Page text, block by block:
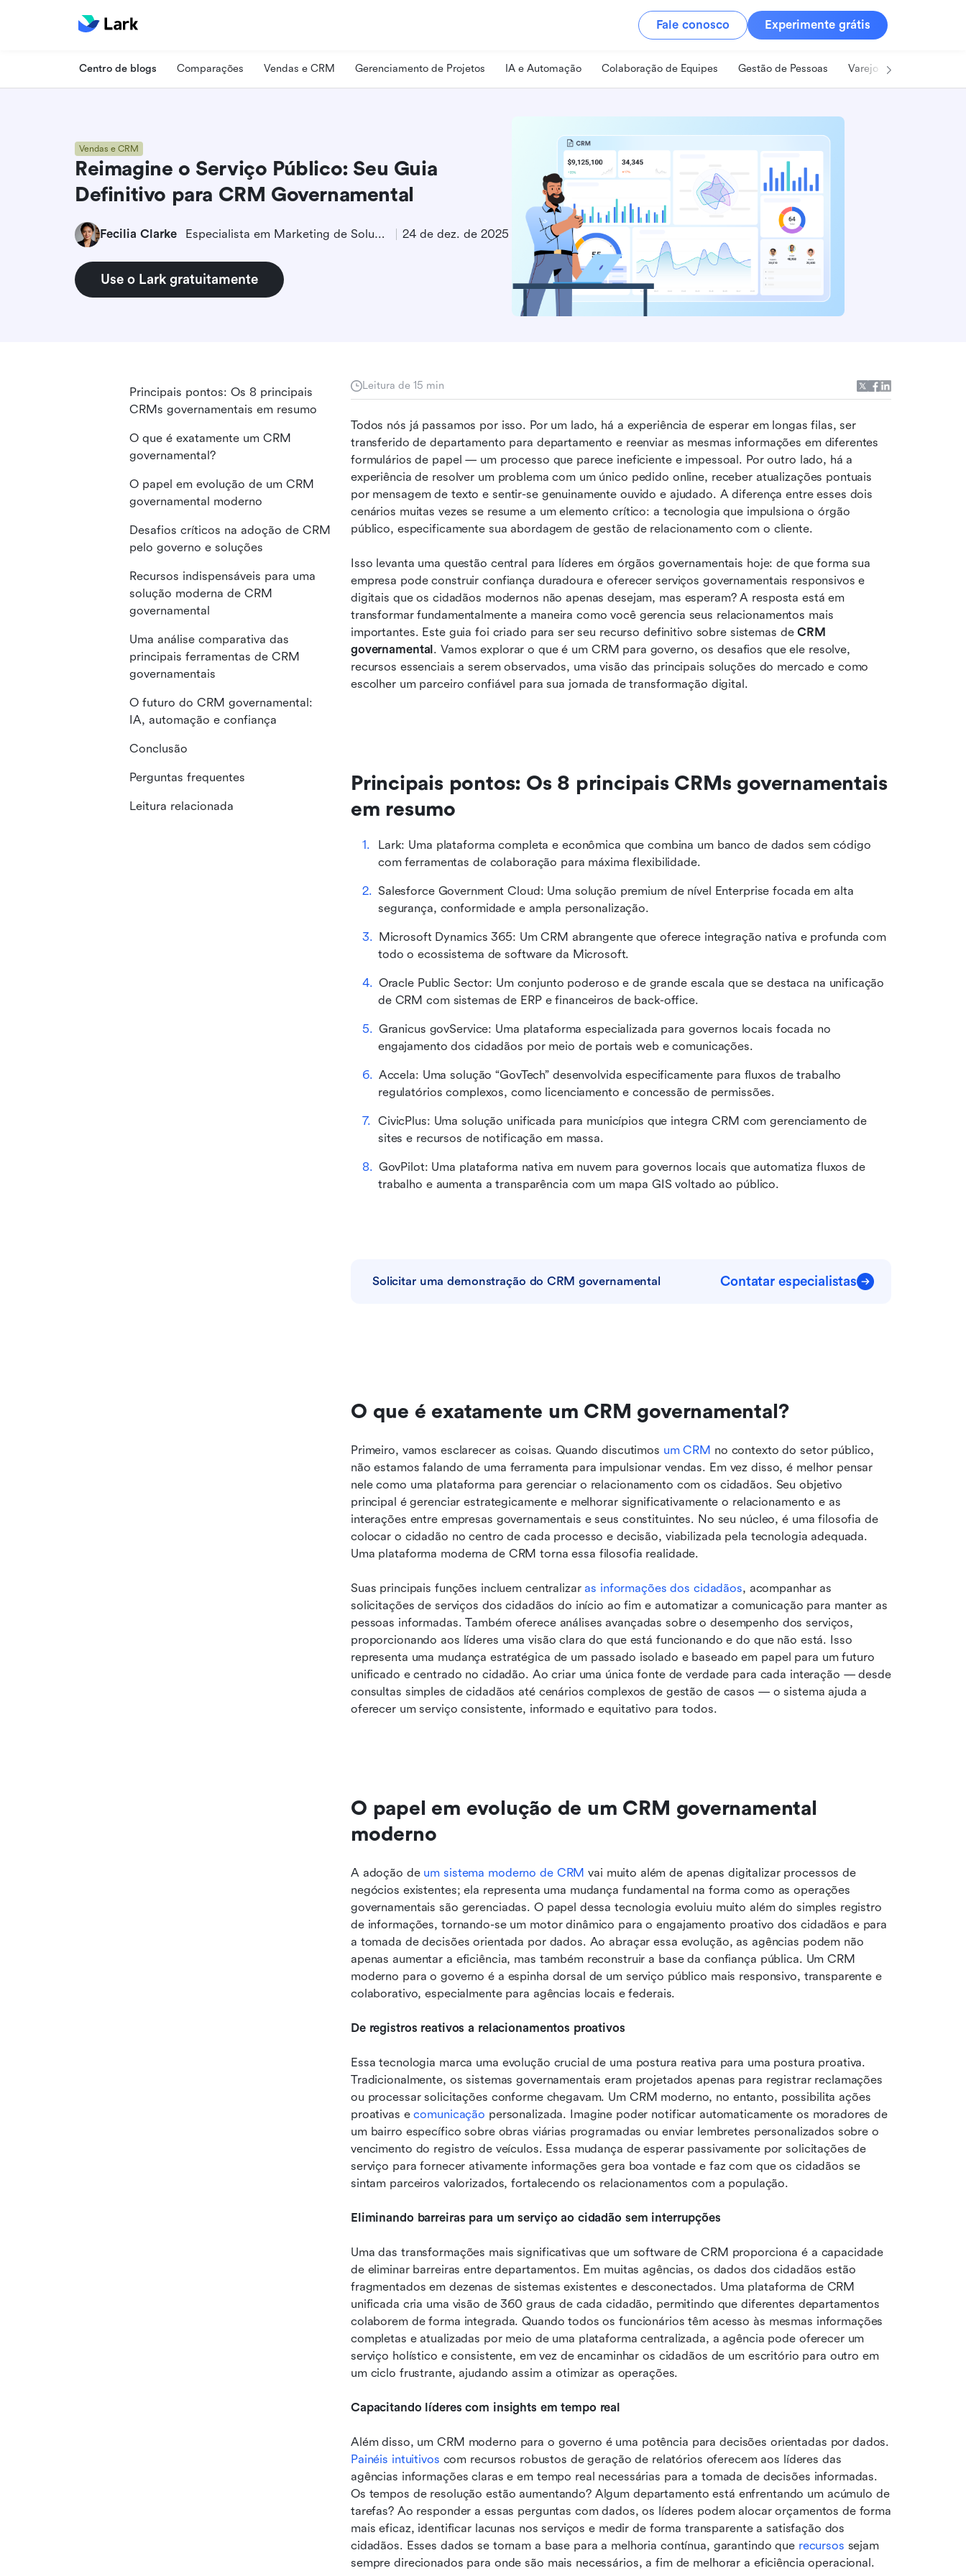
Fale conosco Experimente grátis
Centro de blogs Comparações Vendas e CRM Gerenciamento de Projetos IA e Automação Colaboração de Equipes Gestão de Pessoas Varejo
Vendas e CRM
Reimagine o Serviço Público: Seu Guia
Definitivo para CRM Governamental
Fecilia Clarke Especialista em Marketing de Soluções 24 de dez. de 2025
Use o Lark gratuitamente
Leitura de 15 min
Todos nós já passamos por isso. Por um lado, há a experiência de esperar em longas filas, ser
transferido de departamento para departamento e reenviar as mesmas informações em diferentes
formulários de papel — um processo que parece ineficiente e impessoal. Por outro lado, há a
experiência de resolver um problema com um único pedido online, receber atualizações pontuais
por mensagem de texto e sentir-se genuinamente ouvido e ajudado. A diferença entre esses dois
cenários muitas vezes se resume a um elemento crítico: a tecnologia que impulsiona o órgão
público, especificamente sua abordagem de gestão de relacionamento com o cliente.
Isso levanta uma questão central para líderes em órgãos governamentais hoje: de que forma sua
empresa pode construir confiança duradoura e oferecer serviços governamentais responsivos e
digitais que os cidadãos modernos não apenas desejam, mas esperam? A resposta está em
transformar fundamentalmente a maneira como você gerencia seus relacionamentos mais
importantes. Este guia foi criado para ser seu recurso definitivo sobre sistemas de CRM
governamental. Vamos explorar o que é um CRM para governo, os desafios que ele resolve,
recursos essenciais a serem observados, uma visão das principais soluções do mercado e como
escolher um parceiro confiável para sua jornada de transformação digital.
Principais pontos: Os 8 principais CRMs governamentais
em resumo
Lark: Uma plataforma completa e econômica que combina um banco de dados sem código
com ferramentas de colaboração para máxima flexibilidade.
Salesforce Government Cloud: Uma solução premium de nível Enterprise focada em alta
segurança, conformidade e ampla personalização.
Microsoft Dynamics 365: Um CRM abrangente que oferece integração nativa e profunda com
todo o ecossistema de software da Microsoft.
Oracle Public Sector: Um conjunto poderoso e de grande escala que se destaca na unificação
de CRM com sistemas de ERP e financeiros de back-office.
Granicus govService: Uma plataforma especializada para governos locais focada no
engajamento dos cidadãos por meio de portais web e comunicações.
Accela: Uma solução “GovTech” desenvolvida especificamente para fluxos de trabalho
regulatórios complexos, como licenciamento e concessão de permissões.
CivicPlus: Uma solução unificada para municípios que integra CRM com gerenciamento de
sites e recursos de notificação em massa.
GovPilot: Uma plataforma nativa em nuvem para governos locais que automatiza fluxos de
trabalho e aumenta a transparência com um mapa GIS voltado ao público.
Solicitar uma demonstração do CRM governamental Contatar especialistas
O que é exatamente um CRM governamental?
Primeiro, vamos esclarecer as coisas. Quando discutimos um CRM no contexto do setor público,
não estamos falando de uma ferramenta para impulsionar vendas. Em vez disso, é melhor pensar
nele como uma plataforma para gerenciar o relacionamento com os cidadãos. Seu objetivo
principal é gerenciar estrategicamente e melhorar significativamente o relacionamento e as
interações entre empresas governamentais e seus constituintes. No seu núcleo, é uma filosofia de
colocar o cidadão no centro de cada processo e decisão, viabilizada pela tecnologia adequada.
Uma plataforma moderna de CRM torna essa filosofia realidade.
Suas principais funções incluem centralizar as informações dos cidadãos, acompanhar as
solicitações de serviços dos cidadãos do início ao fim e automatizar a comunicação para manter as
pessoas informadas. Também oferece análises avançadas sobre o desempenho dos serviços,
proporcionando aos líderes uma visão clara do que está funcionando e do que não está. Isso
representa uma mudança estratégica de um passado isolado e baseado em papel para um futuro
unificado e centrado no cidadão. Ao criar uma única fonte de verdade para cada interação — desde
consultas simples de cidadãos até cenários complexos de gestão de casos — o sistema ajuda a
oferecer um serviço consistente, informado e equitativo para todos.
O papel em evolução de um CRM governamental
moderno
A adoção de um sistema moderno de CRM vai muito além de apenas digitalizar processos de
negócios existentes; ela representa uma mudança fundamental na forma como as operações
governamentais são gerenciadas. O papel dessa tecnologia evoluiu muito além do simples registro
de informações, tornando-se um motor dinâmico para o engajamento proativo dos cidadãos e para
a tomada de decisões orientada por dados. Ao abraçar essa evolução, as agências podem não
apenas aumentar a eficiência, mas também reconstruir a base da confiança pública. Um CRM
moderno para o governo é a espinha dorsal de um serviço público mais responsivo, transparente e
colaborativo, especialmente para agências locais e federais.
De registros reativos a relacionamentos proativos
Essa tecnologia marca uma evolução crucial de uma postura reativa para uma postura proativa.
Tradicionalmente, os sistemas governamentais eram projetados apenas para registrar reclamações
ou processar solicitações conforme chegavam. Um CRM moderno, no entanto, possibilita ações
proativas e comunicação personalizada. Imagine poder notificar automaticamente os moradores de
um bairro específico sobre obras viárias programadas ou enviar lembretes personalizados sobre o
vencimento do registro de veículos. Essa mudança de esperar passivamente por solicitações de
serviço para fornecer ativamente informações gera boa vontade e faz com que os cidadãos se
sintam parceiros valorizados, fortalecendo os relacionamentos com a população.
Eliminando barreiras para um serviço ao cidadão sem interrupções
Uma das transformações mais significativas que um software de CRM proporciona é a capacidade
de eliminar barreiras entre departamentos. Em muitas agências, os dados dos cidadãos estão
fragmentados em dezenas de sistemas existentes e desconectados. Uma plataforma de CRM
unificada cria uma visão de 360 graus de cada cidadão, permitindo que diferentes departamentos
colaborem de forma integrada. Quando todos os funcionários têm acesso às mesmas informações
completas e atualizadas por meio de uma plataforma centralizada, a agência pode oferecer um
serviço holístico e consistente, em vez de encaminhar os cidadãos de um escritório para outro em
um ciclo frustrante, ajudando assim a otimizar as operações.
Capacitando líderes com insights em tempo real
Painéis intuitivos com recursos robustos de geração de relatórios oferecem aos líderes das
agências informações claras e em tempo real necessárias para a tomada de decisões informadas.
Os tempos de resolução estão aumentando? Algum departamento está enfrentando um acúmulo de
tarefas? Ao responder a essas perguntas com dados, os líderes podem alocar orçamentos de forma
mais eficaz, identificar lacunas nos serviços e medir de forma transparente a satisfação dos
cidadãos. Esses dados se tornam a base para a melhoria contínua, garantindo que recursos sejam
sempre direcionados para onde são mais necessários, a fim de melhorar a eficiência operacional.
Principais pontos: Os 8 principais
CRMs governamentais em resumo
O que é exatamente um CRM
governamental?
O papel em evolução de um CRM
governamental moderno
Desafios críticos na adoção de CRM
pelo governo e soluções
Recursos indispensáveis para uma
solução moderna de CRM
governamental
Uma análise comparativa das
principais ferramentas de CRM
governamentais
O futuro do CRM governamental:
IA, automação e confiança
Conclusão
Perguntas frequentes
Leitura relacionada